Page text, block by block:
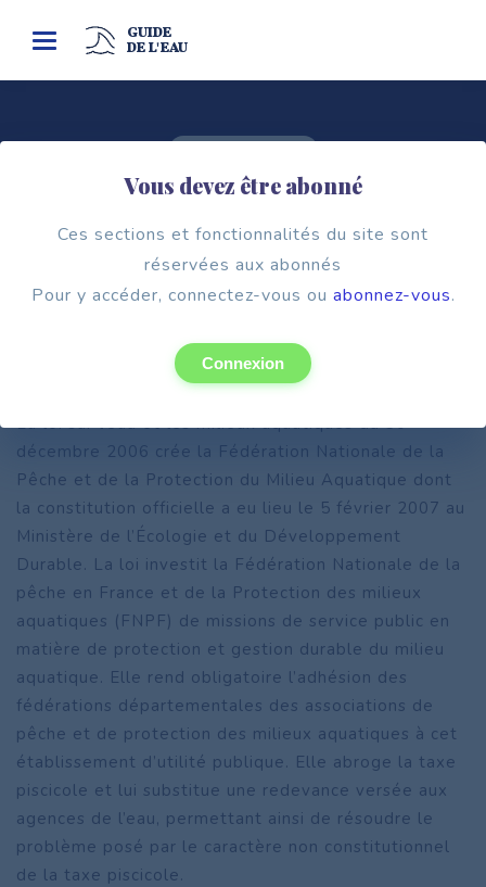
Vous devez être abonné
Ces sections et fonctionnalités du site sont
réservées aux abonnés
Pour y accéder, connectez-vous ou abonnez-vous.
Connexion
Toggle
GUIDE
DE L'EAU
LA FÉDÉRATION NATIONALE DE LA
PÊCHE EN FRANCE ET DE LA
PROTECTION DES MILIEUX
AQUATIQUES (FNPF)
La loi sur l’eau et les milieux aquatiques du 30
décembre 2006 crée la Fédération Nationale de la
Pêche et de la Protection du Milieu Aquatique dont
la constitution officielle a eu lieu le 5 février 2007 au
Ministère de l’Écologie et du Développement
Durable. La loi investit la Fédération Nationale de la
pêche en France et de la Protection des milieux
aquatiques (FNPF) de missions de service public en
matière de protection et gestion durable du milieu
aquatique. Elle rend obligatoire l’adhésion des
fédérations départementales des associations de
pêche et de protection des milieux aquatiques à cet
établissement d’utilité publique. Elle abroge la taxe
piscicole et lui substitue une redevance versée aux
agences de l’eau, permettant ainsi de résoudre le
problème posé par le caractère non constitutionnel
de la taxe piscicole.